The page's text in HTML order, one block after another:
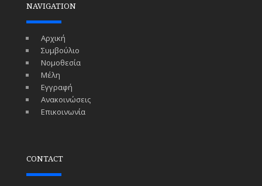
NAVIGATION
Αρχική
Συμβούλιο
Νομοθεσία
Μέλη
Εγγραφή
Ανακοινώσεις
Επικοινωνία
CONTACT